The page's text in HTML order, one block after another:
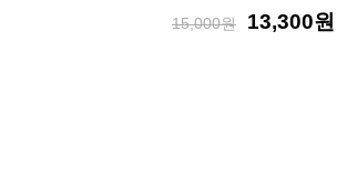
15,000원 13,300원